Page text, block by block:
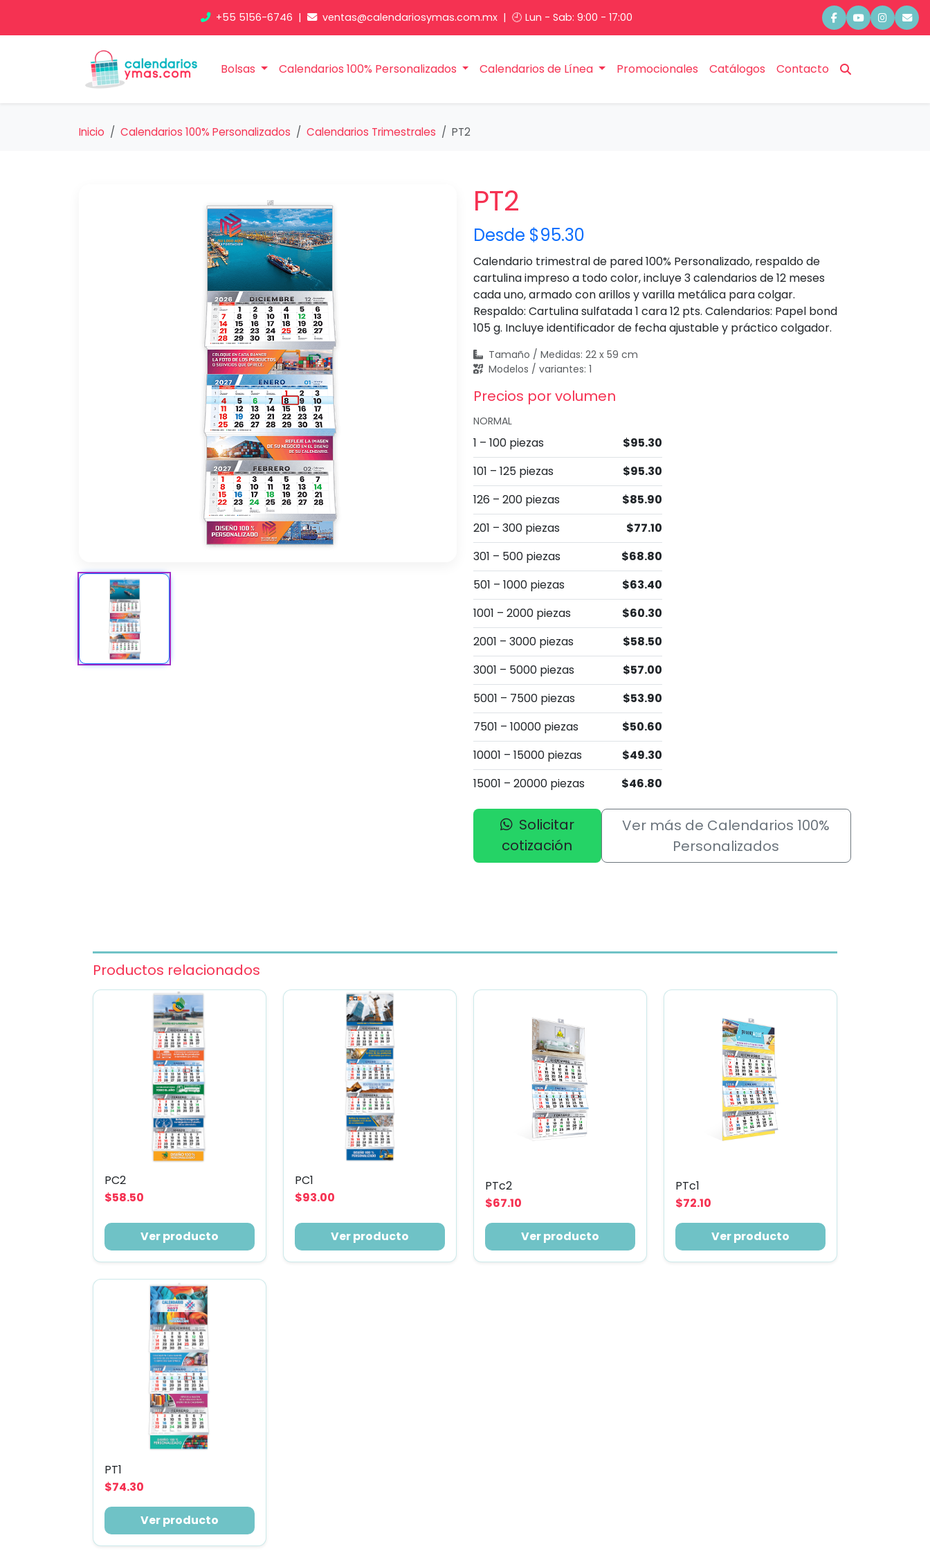
+55 5156-6746 | ventas@calendariosymas.com.mx | 🕘 Lun - Sab: 9:00 - 17:00
Bolsas Calendarios 100% Personalizados Calendarios de Línea Promocionales Catálogos Contacto
Inicio Calendarios 100% Personalizados Calendarios Trimestrales PT2
PT2
Desde $95.30
Calendario trimestral de pared 100% Personalizado, respaldo de
cartulina impreso a todo color, incluye 3 calendarios de 12 meses
cada uno, armado con arillos y varilla metálica para colgar.
Respaldo: Cartulina sulfatada 1 cara 12 pts. Calendarios: Papel bond
105 g. Incluye identificador de fecha ajustable y práctico colgador.
Tamaño / Medidas: 22 x 59 cm
Modelos / variantes: 1
Precios por volumen
NORMAL
1 – 100 piezas
$95.30
101 – 125 piezas
$95.30
126 – 200 piezas
$85.90
201 – 300 piezas
$77.10
301 – 500 piezas
$68.80
501 – 1000 piezas
$63.40
1001 – 2000 piezas
$60.30
2001 – 3000 piezas
$58.50
3001 – 5000 piezas
$57.00
5001 – 7500 piezas
$53.90
7501 – 10000 piezas
$50.60
10001 – 15000 piezas
$49.30
15001 – 20000 piezas
$46.80
Solicitar
cotización
Ver más de Calendarios 100%
Personalizados
Productos relacionados
PC2
$58.50
Ver producto
PC1
$93.00
Ver producto
PTc2
$67.10
Ver producto
PTc1
$72.10
Ver producto
PT1
$74.30
Ver producto